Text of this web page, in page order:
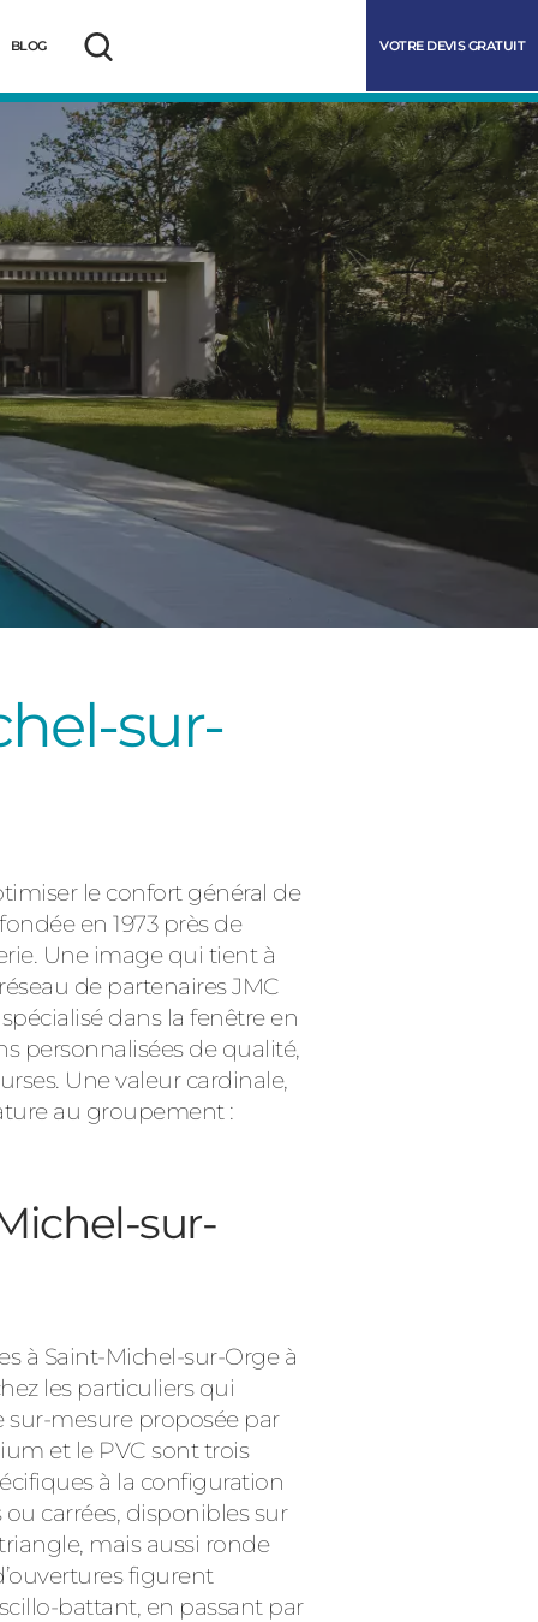
BLOG
Rechercher
VOTRE DEVIS GRATUIT
sur-
le confort général de
en 1973 près de
Une image qui tient à
de partenaires JMC
dans la fenêtre en
personnalisées de qualité,
Une valeur cardinale,
au groupement :
sur-
à Saint-Michel-sur-Orge à
les particuliers qui
sur-mesure proposée par
et le PVC sont trois
à la configuration
carrées, disponibles sur
mais aussi ronde
figurent
battant, en passant par